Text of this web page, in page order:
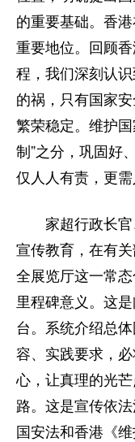
的重要基础。香
重要地位。回顾
程，我们深刻认识
的祸，只有国家
繁荣稳定。维护
制”之分，巩固好
仅人人有责，更需
家超行政长官
宣传教育，在有
全展览厅这一常态
里程碑意义。这
台。系统介绍总
容、实践要求，
心，让真理的光
路。这是宣传依
国安法和香港《